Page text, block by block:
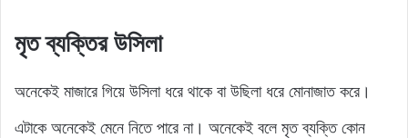
মৃত ব্যক্তির উসিলা
অনেকেই মাজারে গিয়ে উসিলা ধরে থাকে বা উছিলা ধরে মোনাজাত করে।
এটাকে অনেকেই মেনে নিতে পারে না। অনেকেই বলে মৃত ব্যক্তি কোন